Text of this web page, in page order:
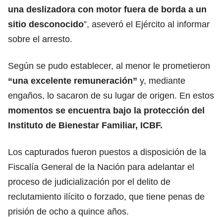
una deslizadora con motor fuera de borda a un
sitio desconocido”, aseveró el Ejército al informar
sobre el arresto.
Según se pudo establecer, al menor le prometieron
“una excelente remuneración” y, mediante
engaños, lo sacaron de su lugar de origen. En estos
momentos se encuentra bajo la protección del
Instituto de Bienestar Familiar, ICBF.
Los capturados fueron puestos a disposición de la
Fiscalía General de la Nación para adelantar el
proceso de judicialización por el delito de
reclutamiento ilícito o forzado, que tiene penas de
prisión de ocho a quince años.